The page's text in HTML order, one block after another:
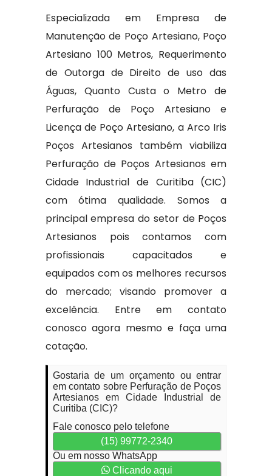
Especializada em Empresa de
Manutenção de Poço Artesiano, Poço
Artesiano 100 Metros, Requerimento
de Outorga de Direito de uso das
Águas, Quanto Custa o Metro de
Perfuração de Poço Artesiano e
Licença de Poço Artesiano, a Arco Iris
Poços Artesianos também viabiliza
Perfuração de Poços Artesianos em
Cidade Industrial de Curitiba (CIC)
com ótima qualidade. Somos a
principal empresa do setor de Poços
Artesianos pois contamos com
profissionais capacitados e
equipados com os melhores recursos
do mercado; visando promover a
excelência. Entre em contato
conosco agora mesmo e faça uma
cotação.
Gostaria de um orçamento ou entrar
em contato sobre Perfuração de Poços
Artesianos em Cidade Industrial de
Curitiba (CIC)?
Fale conosco pelo telefone
(15) 99772-2340
Ou em nosso WhatsApp
Clicando aqui